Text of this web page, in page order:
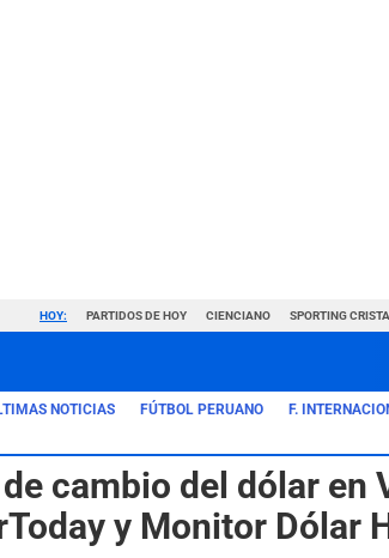
HOY: PARTIDOS DE HOY CIENCIANO SPORTING
NOTICIAS FÚTBOL PERUANO F.
cambio del dólar en
y Monitor Dólar